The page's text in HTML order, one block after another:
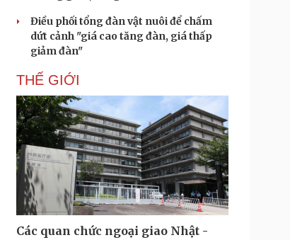
Điều phối tổng đàn vật nuôi để chấm
dứt cảnh "giá cao tăng đàn, giá thấp
giảm đàn"
THẾ GIỚI
Các quan chức ngoại giao Nhật -